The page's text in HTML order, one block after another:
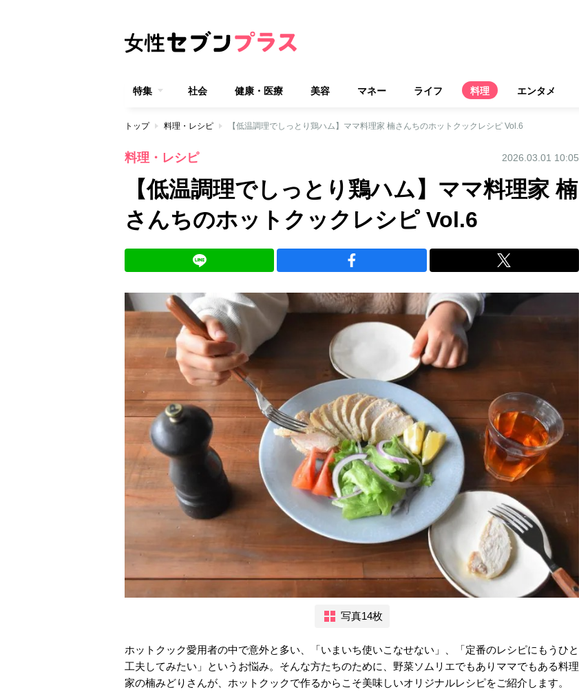
特集 社会 健康・医療 美容 マネー ライフ 料理 エンタメ
トップ 料理・レシピ 【低温調理でしっとり鶏ハム】ママ料理家 楠さんちのホットクックレシピ Vol.6
料理・レシピ 2026.03.01 10:05
【低温調理でしっとり鶏ハム】ママ料理家 楠
さんちのホットクックレシピ Vol.6
写真14枚
ホットクック愛用者の中で意外と多い、「いまいち使いこなせない」、「定番のレシピにもうひと
工夫してみたい」というお悩み。そんな方たちのために、野菜ソムリエでもありママでもある料理
家の楠みどりさんが、ホットクックで作るからこそ美味しいオリジナルレシピをご紹介します。